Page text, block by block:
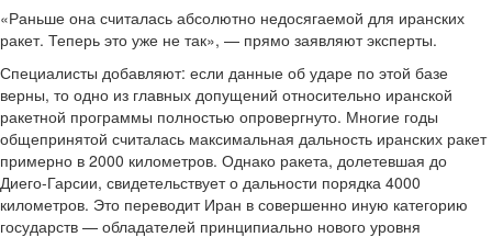
«Раньше она считалась абсолютно недосягаемой для иранских
ракет. Теперь это уже не так», — прямо заявляют эксперты.
Специалисты добавляют: если данные об ударе по этой базе
верны, то одно из главных допущений относительно иранской
ракетной программы полностью опровергнуто. Многие годы
общепринятой считалась максимальная дальность иранских ракет
примерно в 2000 километров. Однако ракета, долетевшая до
Диего-Гарсии, свидетельствует о дальности порядка 4000
километров. Это переводит Иран в совершенно иную категорию
государств — обладателей принципиально нового уровня